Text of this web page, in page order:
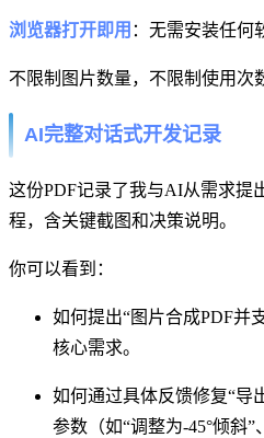
浏览器打开即用 ：无需安装任何
不限制图片数量，不限制使用次
AI完整对话式开发记录
这份PDF记录了我与AI从需求提
程，含关键截图和决策说明。
你可以看到：
如何提出“图片合成PDF并
核心需求。
如何通过具体反馈修复“导
参数（如“调整为-45°倾斜